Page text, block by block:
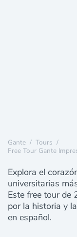
Gante / Tours /
Free Tour Gante
Explora el
universitarias
Este free tour de
por la historia y
en español.